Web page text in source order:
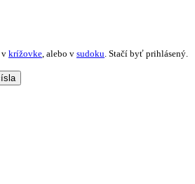
v krížovke, alebo v sudoku. Stačí byť prihlásený.